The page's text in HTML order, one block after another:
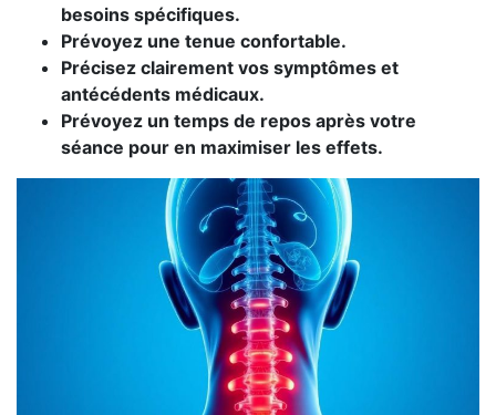
besoins spécifiques.
Prévoyez une tenue confortable.
Précisez clairement vos symptômes et
antécédents médicaux.
Prévoyez un temps de repos après votre
séance pour en maximiser les effets.